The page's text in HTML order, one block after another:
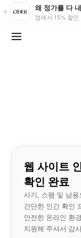
Skip to main content
왜 정가를 다
앱에서 15% 할
웹 사이트
확인 완료
사기, 스팸 및 남
간단한 인간 확인
안전한 온라인 환
지원해 주셔서 감